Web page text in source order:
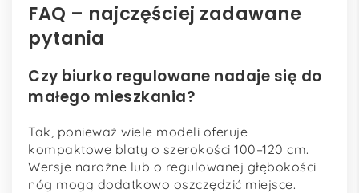
FAQ – najczęściej zadawane
pytania
Czy biurko regulowane nadaje się do
małego mieszkania?
Tak, ponieważ wiele modeli oferuje
kompaktowe blaty o szerokości 100–120 cm.
Wersje narożne lub o regulowanej głębokości
nóg mogą dodatkowo oszczędzić miejsce.